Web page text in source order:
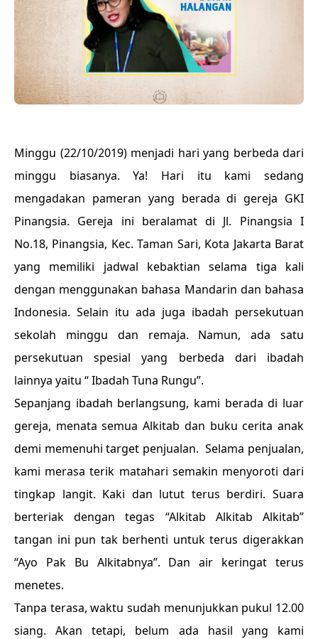
Minggu (22/10/2019) menjadi hari yang berbeda dari
minggu biasanya. Ya! Hari itu kami sedang
mengadakan pameran yang berada di gereja GKI
Pinangsia. Gereja ini beralamat di Jl. Pinangsia I
No.18, Pinangsia, Kec. Taman Sari, Kota Jakarta Barat
yang memiliki jadwal kebaktian selama tiga kali
dengan menggunakan bahasa Mandarin dan bahasa
Indonesia. Selain itu ada juga ibadah persekutuan
sekolah minggu dan remaja. Namun, ada satu
persekutuan spesial yang berbeda dari ibadah
lainnya yaitu “ Ibadah Tuna Rungu”.
Sepanjang ibadah berlangsung, kami berada di luar
gereja, menata semua Alkitab dan buku cerita anak
demi memenuhi target penjualan. Selama penjualan,
kami merasa terik matahari semakin menyoroti dari
tingkap langit. Kaki dan lutut terus berdiri. Suara
berteriak dengan tegas “Alkitab Alkitab Alkitab”
tangan ini pun tak berhenti untuk terus digerakkan
“Ayo Pak Bu Alkitabnya”. Dan air keringat terus
menetes.
Tanpa terasa, waktu sudah menunjukkan pukul 12.00
siang. Akan tetapi, belum ada hasil yang kami